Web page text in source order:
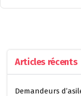
Articles récents
Demandeurs